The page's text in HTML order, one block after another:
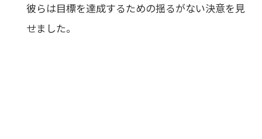
彼らは目標を達成するための揺るがない決意を見
せました。